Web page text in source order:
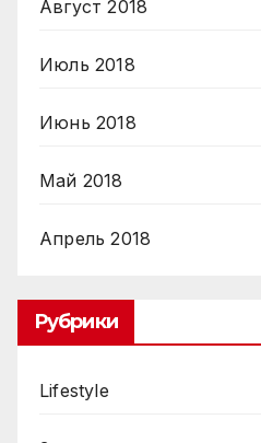
Август 2018
Июль 2018
Июнь 2018
Май 2018
Апрель 2018
Рубрики
Lifestyle